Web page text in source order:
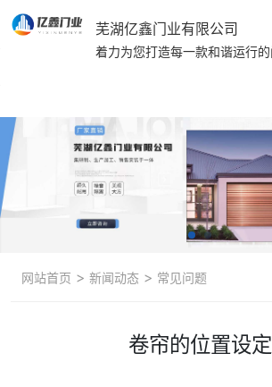
芜湖亿鑫门业有限公司
着力为您打造每一款和谐运行的
网站首页 > 新闻动态 > 常见问题
卷帘的位置设定